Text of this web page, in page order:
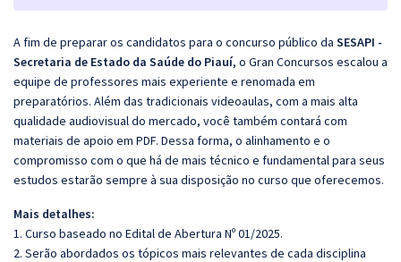
A fim de preparar os candidatos para o concurso público da SESAPI -
Secretaria de Estado da Saúde do Piauí, o Gran Concursos escalou a
equipe de professores mais experiente e renomada em
preparatórios. Além das tradicionais videoaulas, com a mais alta
qualidade audiovisual do mercado, você também contará com
materiais de apoio em PDF. Dessa forma, o alinhamento e o
compromisso com o que há de mais técnico e fundamental para seus
estudos estarão sempre à sua disposição no curso que oferecemos.
Mais detalhes:
1. Curso baseado no Edital de Abertura Nº 01/2025.
2. Serão abordados os tópicos mais relevantes de cada disciplina